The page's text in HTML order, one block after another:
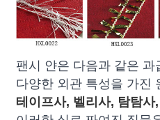
팬시 얀은 다음과 같은
다양한 외관 특성을 가진
테이프사, 벨리사, 탐탐